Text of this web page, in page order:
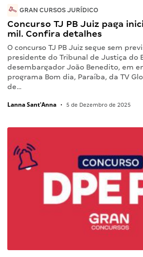
GRAN CURSOS JURÍDICO
Concurso TJ PB Juiz paga
mil. Confira detalhes
O concurso TJ PB Juiz segue sem
presidente do Tribunal de Justiça do
desembargador João Benedito, em
programa Bom dia, Paraíba, da TV
de…
Lanna Sant'Anna • 5 de Dezembro de 2025